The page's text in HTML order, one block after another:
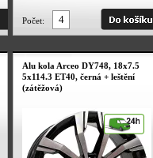
Počet:
Alu kola Arceo DY748, 18x7.5
5x114.3 ET40, černá + leštění
(zátěžová)